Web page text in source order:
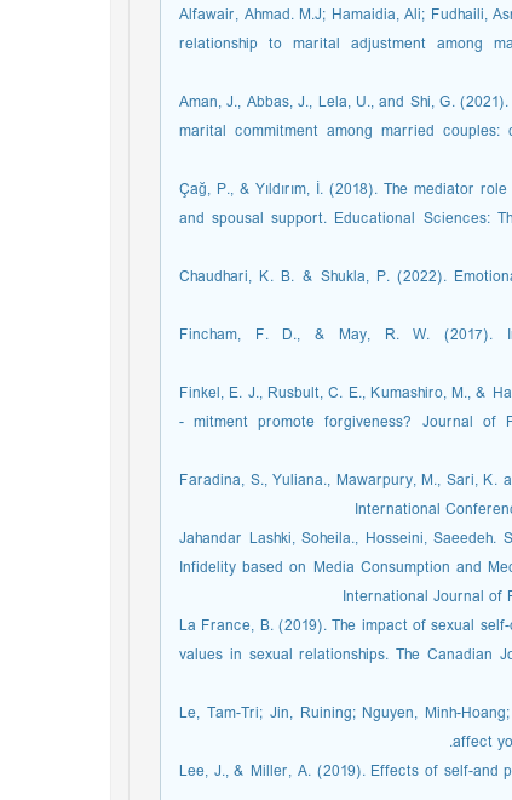
Alfawair, Ahmad. M.J; Hamaidia, Ali; Fudhaili,
relationship to marital adjustment among
Aman, J., Abbas, J., Lela, U., and Shi, G.
marital commitment among married
Çağ, P., & Yıldırım, İ. (2018). The mediator
and spousal support. Educational Sciences:
Chaudhari, K. B. & Shukla, P. (2022).
Fincham, F. D., & May, R. W. (2017).
Finkel, E. J., Rusbult, C. E., Kumashiro, M., &
- mitment promote forgiveness? Journal of
Faradina, S., Yuliana., Mawarpury, M., Sari,
International
Jahandar Lashki, Soheila., Hosseini,
Infidelity based on Media Consumption and
International Journal of
La France, B. (2019). The impact of sexual
values in sexual relationships. The Canadian
Le, Tam-Tri; Jin, Ruining; Nguyen, Minh-
affect
Lee, J., & Miller, A. (2019). Effects of self-and